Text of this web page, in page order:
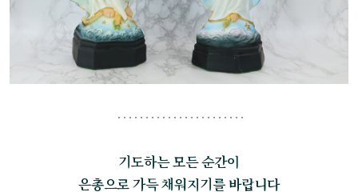
기도하는 모든 순간이
은총으로 가득 채워지기를 바랍니다